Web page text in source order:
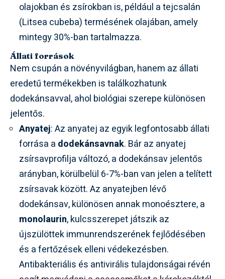
olajokban és zsírokban is, például a tejcsalán
(Litsea cubeba) termésének olajában, amely
mintegy 30%-ban tartalmazza.
Állati források
Nem csupán a növényvilágban, hanem az állati
eredetű termékekben is találkozhatunk
dodekánsavval, ahol biológiai szerepe különösen
jelentős.
Anyatej: Az anyatej az egyik legfontosabb állati
forrása a dodekánsavnak. Bár az anyatej
zsírsavprofilja változó, a dodekánsav jelentős
arányban, körülbelül 6-7%-ban van jelen a telített
zsírsavak között. Az anyatejben lévő
dodekánsav, különösen annak monoésztere, a
monolaurin, kulcsszerepet játszik az
újszülöttek immunrendszerének fejlődésében
és a fertőzések elleni védekezésben.
Antibakteriális és antivirális tulajdonságai révén